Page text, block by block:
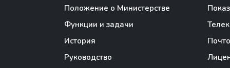
Положение о Министерстве
Функции и задачи
История
Руководство